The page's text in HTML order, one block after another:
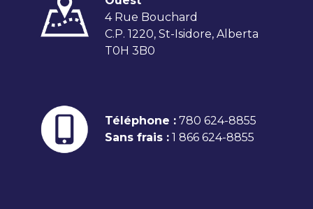
4 Rue Bouchard
C.P. 1220, St-Isidore, Alberta
T0H 3B0
Téléphone : 780 624-8855
Sans frais : 1 866 624-8855